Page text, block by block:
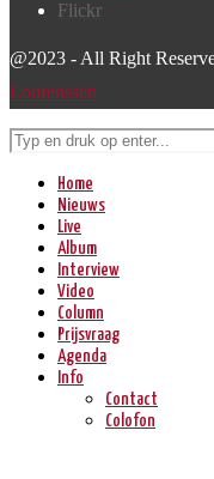
Flickr
@2023 - All Right
Lourenssen
Home
Nieuws
Live
Album
Interview
Video
Column
Prijsvraag
Agenda
Info
Contact
Colofon